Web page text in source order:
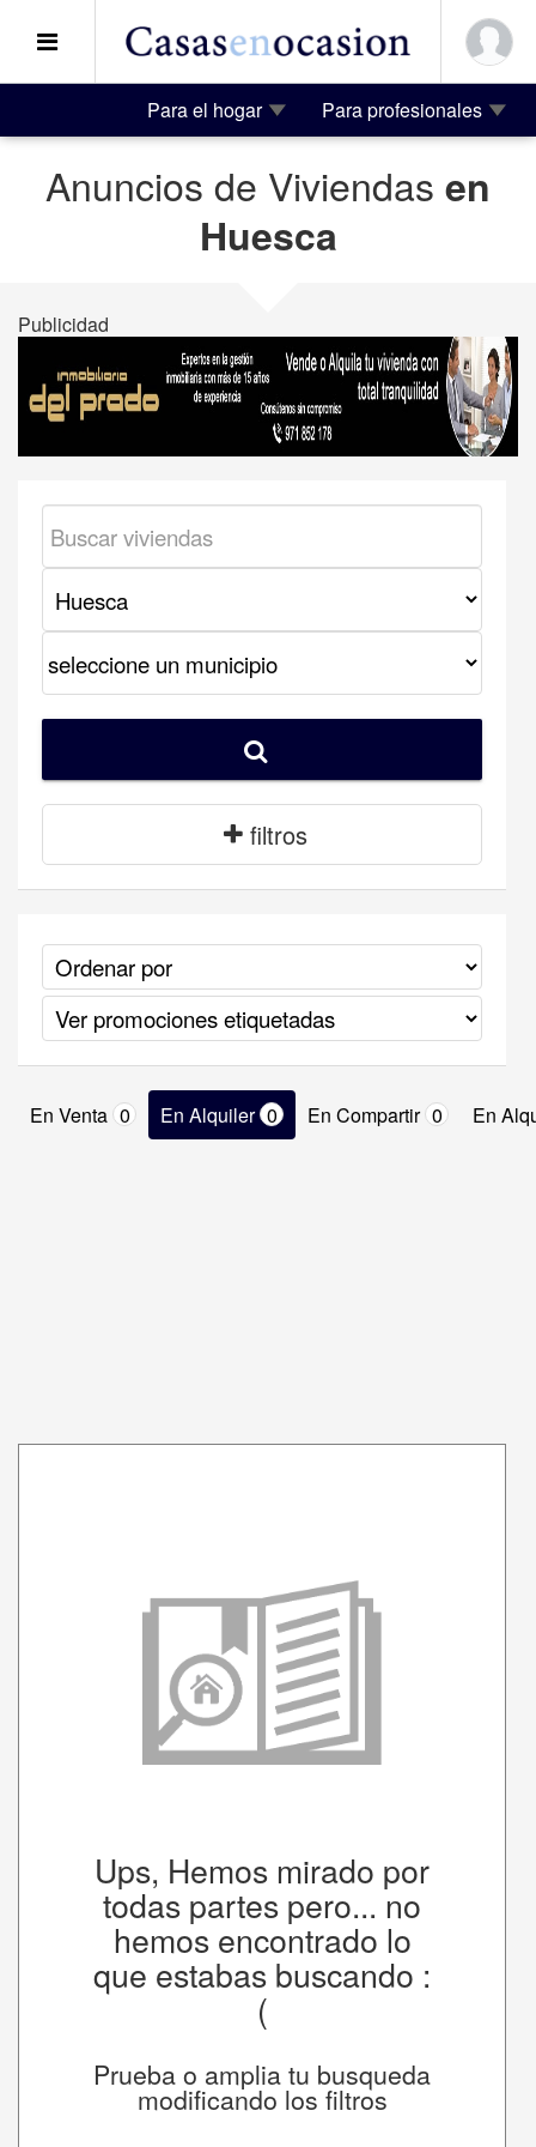
Para el hogar Para profesionales
Anuncios de Viviendas en
Huesca
Publicidad
filtros
En Venta 0 En Alquiler 0 En Compartir 0 En
Ups, Hemos mirado por
todas partes pero... no
hemos encontrado lo
que estabas buscando :
(
Prueba o amplia tu busqueda
modificando los filtros